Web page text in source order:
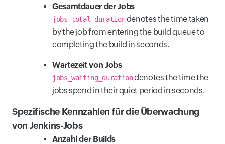
Gesamtdauer der Jobs
jobs_total_durationdenotes the time taken
by the job from entering the build queue to
completing the build in seconds.
Wartezeit von Jobs
jobs_waiting_durationdenotes the time the
jobs spend in their quiet period in seconds.
Spezifische Kennzahlen für die Überwachung
von Jenkins-Jobs
Anzahl der Builds